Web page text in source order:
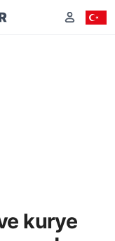
kurye